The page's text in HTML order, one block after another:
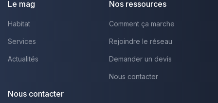
Le mag
Habitat
Services
Actualités
Nos ressources
Comment ça marche
Rejoindre le réseau
Demander un devis
Nous contacter
Nous contacter